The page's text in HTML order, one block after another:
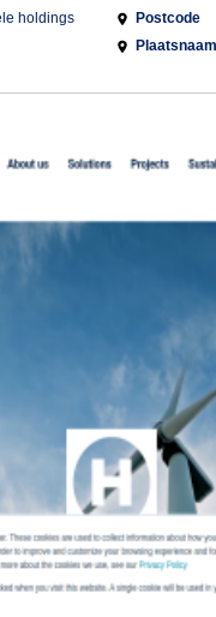
holdings
Postcode
Plaatsnaam